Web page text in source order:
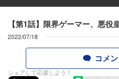
【第1話】限界ゲーマー、悪役
2022/07/18
コメ
シェアして応援しよう！